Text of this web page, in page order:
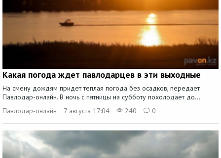
Какая погода ждет павлодарцев в эти выходные
На смену дождям придет теплая погода без осадков, передает
Павлодар-онлайн. В ночь с пятницы на субботу похолодает до...
Павлодар-онлайн
7 августа 17:04 240 0